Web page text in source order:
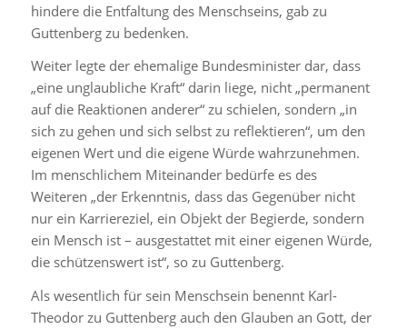
hindere die Entfaltung des Menschseins, gab zu
Guttenberg zu bedenken.
Weiter legte der ehemalige Bundesminister dar, dass
„eine unglaubliche Kraft“ darin liege, nicht „permanent
auf die Reaktionen anderer“ zu schielen, sondern „in
sich zu gehen und sich selbst zu reflektieren“, um den
eigenen Wert und die eigene Würde wahrzunehmen.
Im menschlichem Miteinander bedürfe es des
Weiteren „der Erkenntnis, dass das Gegenüber nicht
nur ein Karriereziel, ein Objekt der Begierde, sondern
ein Mensch ist – ausgestattet mit einer eigenen Würde,
die schützenswert ist“, so zu Guttenberg.
Als wesentlich für sein Menschsein benennt Karl-
Theodor zu Guttenberg auch den Glauben an Gott, der